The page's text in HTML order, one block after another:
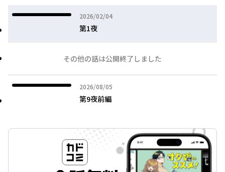
2026/02/04
2026年02月04日
第1夜
その他の話は公開終了しました
2026/08/05
2026年08月05日
第9夜前編